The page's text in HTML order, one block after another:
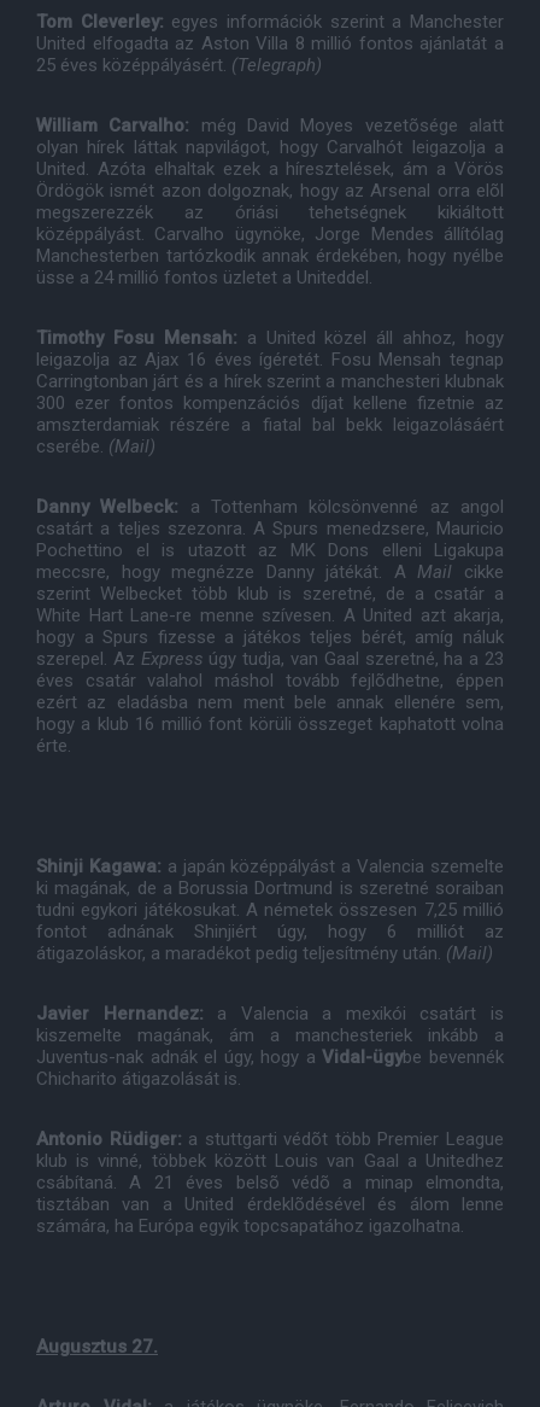
Tom Cleverley: egyes információk szerint a Manchester
United elfogadta az Aston Villa 8 millió fontos ajánlatát a
25 éves középpályásért. (Telegraph)
William Carvalho: még David Moyes vezetõsége alatt
olyan hírek láttak napvilágot, hogy Carvalhót leigazolja a
United. Azóta elhaltak ezek a híresztelések, ám a Vörös
Ördögök ismét azon dolgoznak, hogy az Arsenal orra elõl
megszerezzék az óriási tehetségnek kikiáltott
középpályást. Carvalho ügynöke, Jorge Mendes állítólag
Manchesterben tartózkodik annak érdekében, hogy nyélbe
üsse a 24 millió fontos üzletet a Uniteddel.
Timothy Fosu Mensah: a United közel áll ahhoz, hogy
leigazolja az Ajax 16 éves ígéretét. Fosu Mensah tegnap
Carringtonban járt és a hírek szerint a manchesteri klubnak
300 ezer fontos kompenzációs díjat kellene fizetnie az
amszterdamiak részére a fiatal bal bekk leigazolásáért
cserébe. (Mail)
Danny Welbeck: a Tottenham kölcsönvenné az angol
csatárt a teljes szezonra. A Spurs menedzsere, Mauricio
Pochettino el is utazott az MK Dons elleni Ligakupa
meccsre, hogy megnézze Danny játékát. A Mail cikke
szerint Welbecket több klub is szeretné, de a csatár a
White Hart Lane-re menne szívesen. A United azt akarja,
hogy a Spurs fizesse a játékos teljes bérét, amíg náluk
szerepel. Az Express úgy tudja, van Gaal szeretné, ha a 23
éves csatár valahol máshol tovább fejlõdhetne, éppen
ezért az eladásba nem ment bele annak ellenére sem,
hogy a klub 16 millió font körüli összeget kaphatott volna
érte.
Shinji Kagawa: a japán középpályást a Valencia szemelte
ki magának, de a Borussia Dortmund is szeretné soraiban
tudni egykori játékosukat. A németek összesen 7,25 millió
fontot adnának Shinjiért úgy, hogy 6 milliót az
átigazoláskor, a maradékot pedig teljesítmény után. (Mail)
Javier Hernandez: a Valencia a mexikói csatárt is
kiszemelte magának, ám a manchesteriek inkább a
Juventus-nak adnák el úgy, hogy aVidal-ügybe bevennék
Chicharito átigazolását is.
Antonio Rüdiger: a stuttgarti védõt több Premier League
klub is vinné, többek között Louis van Gaal a Unitedhez
csábítaná. A 21 éves belsõ védõ a minap elmondta,
tisztában van a United érdeklõdésével és álom lenne
számára, ha Európa egyik topcsapatához igazolhatna.
Augusztus 27.